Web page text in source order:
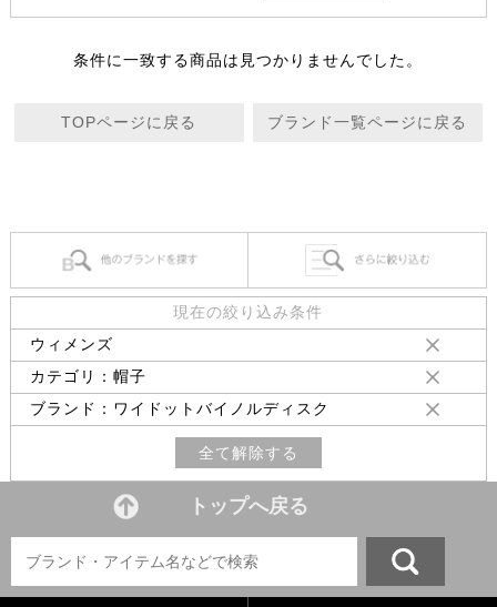
条件に一致する商品は見つかりませんでした。
TOPページに戻る ブランド一覧ページに戻る
現在の絞り込み条件
ウィメンズ
カテゴリ：帽子
ブランド：ワイドットバイノルディスク
全て解除する
トップへ戻る